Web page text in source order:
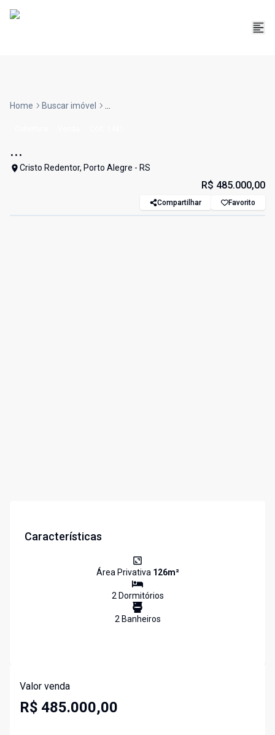
Home Buscar imóvel ...
...
Cristo Redentor, Porto Alegre - RS
R$ 485.000,00
Compartilhar Favorito
Características
Área Privativa 126m²
2Dormitórios
2Banheiros
Valor venda
R$ 485.000,00